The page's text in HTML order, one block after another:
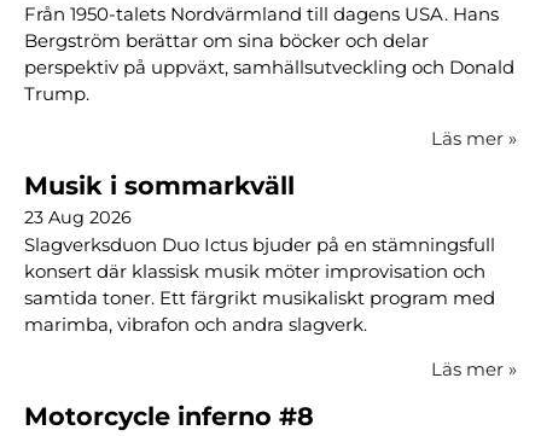
Från 1950-talets Nordvärmland till dagens USA. Hans
Bergström berättar om sina böcker och delar
perspektiv på uppväxt, samhällsutveckling och Donald
Trump.
Läs mer »
Musik i sommarkväll
23 Aug 2026
Slagverksduon Duo Ictus bjuder på en stämningsfull
konsert där klassisk musik möter improvisation och
samtida toner. Ett färgrikt musikaliskt program med
marimba, vibrafon och andra slagverk.
Läs mer »
Motorcycle inferno #8